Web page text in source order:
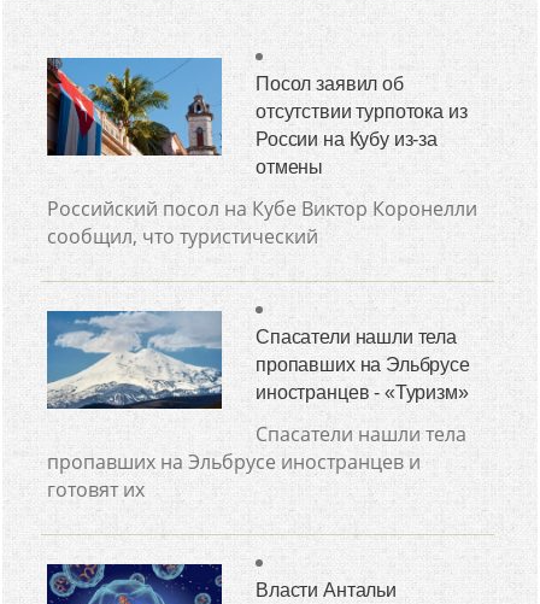
Посол заявил об
отсутствии турпотока из
России на Кубу из-за
отмены
Российский посол на Кубе Виктор Коронелли
сообщил, что туристический
Спасатели нашли тела
пропавших на Эльбрусе
иностранцев - «Туризм»
Спасатели нашли тела
пропавших на Эльбрусе иностранцев и
готовят их
Власти Антальи